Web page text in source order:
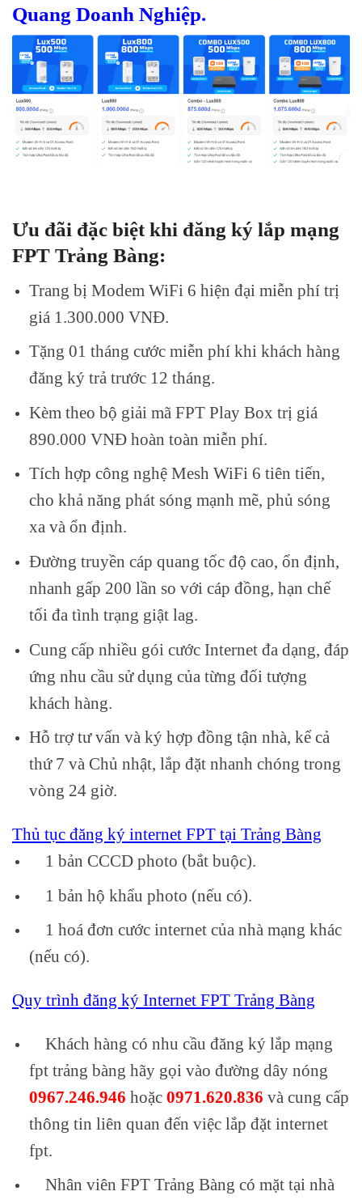
Quang Doanh Nghiệp.
Ưu đãi đặc biệt khi đăng ký lắp mạng
FPT Trảng Bàng:
Trang bị Modem WiFi 6 hiện đại miễn phí trị
giá 1.300.000 VNĐ.
Tặng 01 tháng cước miễn phí khi khách hàng
đăng ký trả trước 12 tháng.
Kèm theo bộ giải mã FPT Play Box trị giá
890.000 VNĐ hoàn toàn miễn phí.
Tích hợp công nghệ Mesh WiFi 6 tiên tiến,
cho khả năng phát sóng mạnh mẽ, phủ sóng
xa và ổn định.
Đường truyền cáp quang tốc độ cao, ổn định,
nhanh gấp 200 lần so với cáp đồng, hạn chế
tối đa tình trạng giật lag.
Cung cấp nhiều gói cước Internet đa dạng, đáp
ứng nhu cầu sử dụng của từng đối tượng
khách hàng.
Hỗ trợ tư vấn và ký hợp đồng tận nhà, kể cả
thứ 7 và Chủ nhật, lắp đặt nhanh chóng trong
vòng 24 giờ.
Thủ tục đăng ký internet FPT tại Trảng Bàng
1 bản CCCD photo (bắt buộc).
1 bản hộ khẩu photo (nếu có).
1 hoá đơn cước internet của nhà mạng khác
(nếu có).
Quy trình đăng ký Internet FPT Trảng Bàng
Khách hàng có nhu cầu đăng ký lắp mạng
fpt trảng bàng hãy gọi vào đường dây nóng
0967.246.946 hoặc 0971.620.836 và cung cấp
thông tin liên quan đến việc lắp đặt internet
fpt.
Nhân viên FPT Trảng Bàng có mặt tại nhà